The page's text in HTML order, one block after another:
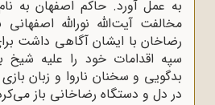
به عمل آورد. حاکم اصفهان به
مخالفت آیت‌الله نور‌الله
رضاخان با ایشان آگاهی داشت
سپه اقدامات خود را علیه شیخ
بدگویی و سخنان ناروا و زبان
در دل و دستگاه رضاخانی باز